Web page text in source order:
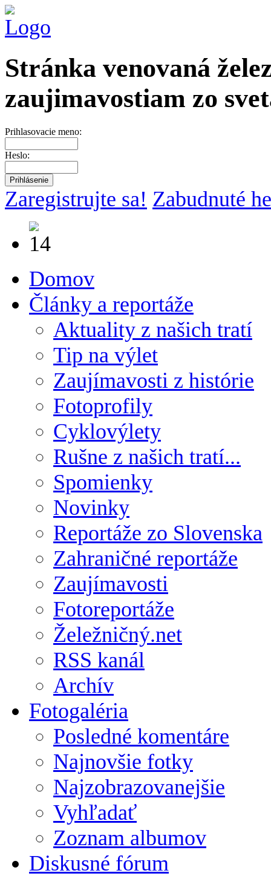
Stránka venovaná
zaujimavostiam zo
Prihlasovacie meno:
Heslo:
Zaregistrujte sa! Zabudnuté
Domov
Články a reportáže
Aktuality z našich tratí
Tip na výlet
Zaujímavosti z histórie
Fotoprofily
Cyklovýlety
Rušne z našich tratí...
Spomienky
Novinky
Reportáže zo Slovenska
Zahraničné reportáže
Zaujímavosti
Fotoreportáže
Želežničný.net
RSS kanál
Archív
Fotogaléria
Posledné komentáre
Najnovšie fotky
Najzobrazovanejšie
Vyhľadať
Zoznam albumov
Diskusné fórum